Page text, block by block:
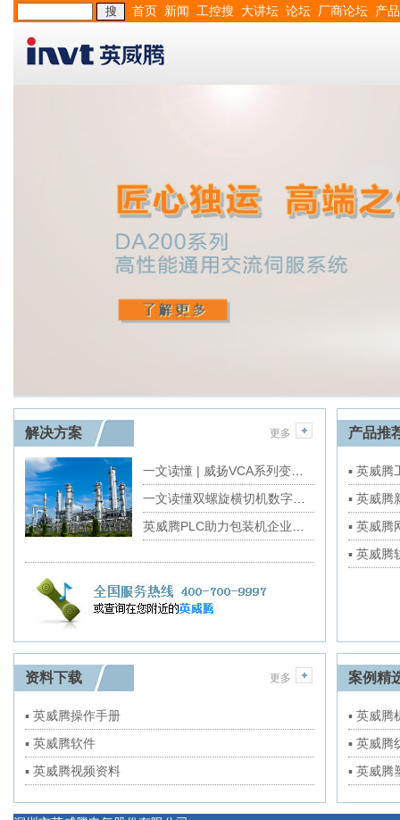
首页 新闻 工控搜 大讲坛 论坛 厂商论坛 产品
解决方案 更多 产品推
▪ 英威腾
▪ 英威腾
▪ 英威腾
▪ 英威腾
资料下载 更多
▪ 英威腾操作手册
▪ 英威腾软件
▪ 英威腾视频资料
案例精
▪ 英威腾
▪ 英威腾
▪ 英威腾